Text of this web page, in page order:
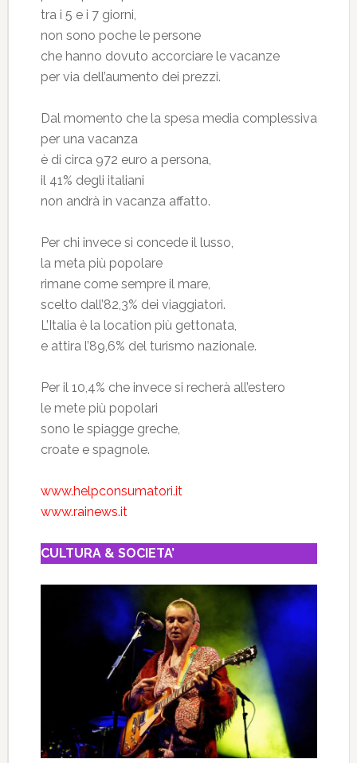
tra i 5 e i 7 giorni,
non sono poche le persone
che hanno dovuto accorciare le vacanze
per via dell’aumento dei prezzi.
Dal momento che la spesa media complessiva
per una vacanza
è di circa 972 euro a persona,
il 41% degli italiani
non andrà in vacanza affatto.
Per chi invece si concede il lusso,
la meta più popolare
rimane come sempre il mare,
scelto dall’82,3% dei viaggiatori.
L’Italia è la location più gettonata,
e attira l’89,6% del turismo nazionale.
Per il 10,4% che invece si recherà all’estero
le mete più popolari
sono le spiagge greche,
croate e spagnole.
www.helpconsumatori.it
www.rainews.it
CULTURA & SOCIETA’